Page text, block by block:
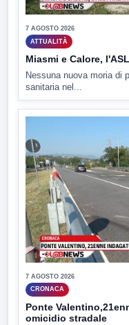
7 AGOSTO 2026
ATTUALITÀ
Miasmi e Calore,
Nessuna nuova moria di
sanitaria nel...
7 AGOSTO 2026
CRONACA
Ponte
omicidio stradale